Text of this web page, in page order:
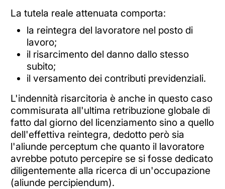
La tutela reale attenuata comporta:
la reintegra del lavoratore nel posto di
lavoro;
il risarcimento del danno dallo stesso
subito;
il versamento dei contributi previdenziali.
L'indennità risarcitoria è anche in questo caso
commisurata all'ultima retribuzione globale di
fatto dal giorno del licenziamento sino a quello
dell'effettiva reintegra, dedotto però sia
l'aliunde perceptum che quanto il lavoratore
avrebbe potuto percepire se si fosse dedicato
diligentemente alla ricerca di un'occupazione
(aliunde percipiendum).